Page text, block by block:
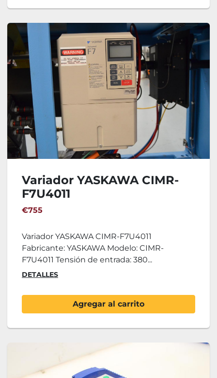
Variador YASKAWA CIMR-
F7U4011
€755
Variador YASKAWA CIMR-F7U4011
Fabricante: YASKAWA Modelo: CIMR-
F7U4011 Tensión de entrada: 380...
DETALLES
Agregar al carrito